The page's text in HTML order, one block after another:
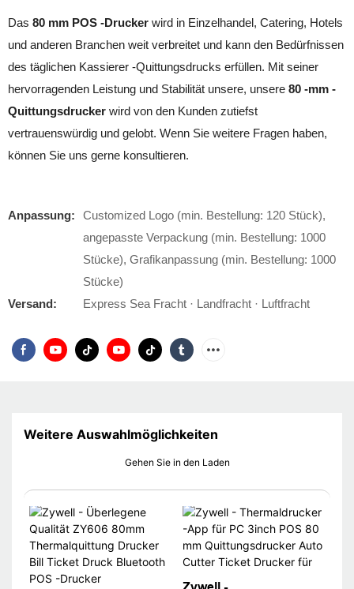
Das 80 mm POS -Drucker wird in Einzelhandel, Catering, Hotels
und anderen Branchen weit verbreitet und kann den Bedürfnissen
des täglichen Kassierer -Quittungsdrucks erfüllen. Mit seiner
hervorragenden Leistung und Stabilität unsere, unsere 80 -mm -
Quittungsdrucker wird von den Kunden zutiefst
vertrauenswürdig und gelobt. Wenn Sie weitere Fragen haben,
können Sie uns gerne konsultieren.
Anpassung:
Customized Logo (min. Bestellung: 120 Stück),
angepasste Verpackung (min. Bestellung: 1000
Stücke), Grafikanpassung (min. Bestellung: 1000
Stücke)
Versand:
Express Sea Fracht · Landfracht · Luftfracht
Weitere Auswahlmöglichkeiten
Gehen Sie in den Laden